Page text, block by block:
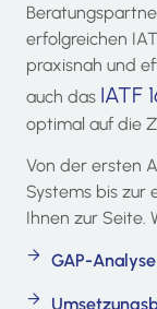
erfolgreichen
praxisnah und
auch das IATF
optimal auf die
Von der ersten
Systems bis zur
Ihnen zur Seite.
GAP-Analyse